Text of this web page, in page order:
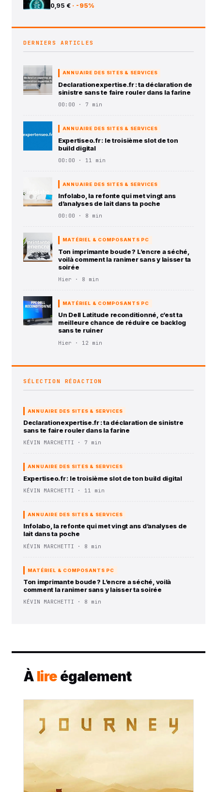
0,95 € · -95%
DERNIERS ARTICLES
ANNUAIRE DES SITES & SERVICES
Declarationexpertise.fr : ta déclaration de
sinistre sans te faire rouler dans la farine
00:00 · 7 min
ANNUAIRE DES SITES & SERVICES
Expertiseo.fr : le troisième slot de ton
build digital
00:00 · 11 min
ANNUAIRE DES SITES & SERVICES
Infolabo, la refonte qui met vingt ans
d’analyses de lait dans ta poche
00:00 · 8 min
MATÉRIEL & COMPOSANTS PC
Ton imprimante boude ? L’encre a séché,
voilà comment la ranimer sans y laisser ta
soirée
Hier · 8 min
MATÉRIEL & COMPOSANTS PC
Un Dell Latitude reconditionné, c’est ta
meilleure chance de réduire ce backlog
sans te ruiner
Hier · 12 min
SÉLECTION RÉDACTION
ANNUAIRE DES SITES & SERVICES
Declarationexpertise.fr : ta déclaration de sinistre
sans te faire rouler dans la farine
KÉVIN MARCHETTI · 7 min
ANNUAIRE DES SITES & SERVICES
Expertiseo.fr : le troisième slot de ton build digital
KÉVIN MARCHETTI · 11 min
ANNUAIRE DES SITES & SERVICES
Infolabo, la refonte qui met vingt ans d’analyses de
lait dans ta poche
KÉVIN MARCHETTI · 8 min
MATÉRIEL & COMPOSANTS PC
Ton imprimante boude ? L’encre a séché, voilà
comment la ranimer sans y laisser ta soirée
KÉVIN MARCHETTI · 8 min
À lire également